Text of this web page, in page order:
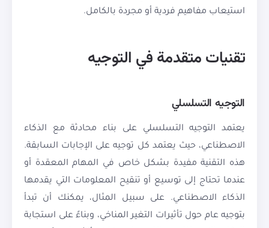
استيعاب مفاهيم فردية أو مجردة بالكامل.
تقنيات متقدمة في التوجيه
التوجيه التسلسلي
يعتمد التوجيه التسلسلي على بناء محادثة مع الذكاء
الاصطناعي، حيث يعتمد كل توجيه على الإجابات السابقة.
هذه التقنية مفيدة بشكل خاص في المهام المعقدة أو
عندما تحتاج إلى توسيع أو تنقيح المعلومات التي يقدمها
الذكاء الاصطناعي. على سبيل المثال، يمكنك أن تبدأ
بتوجيه عام حول تأثيرات التغير المناخي، وبناءً على استجابة